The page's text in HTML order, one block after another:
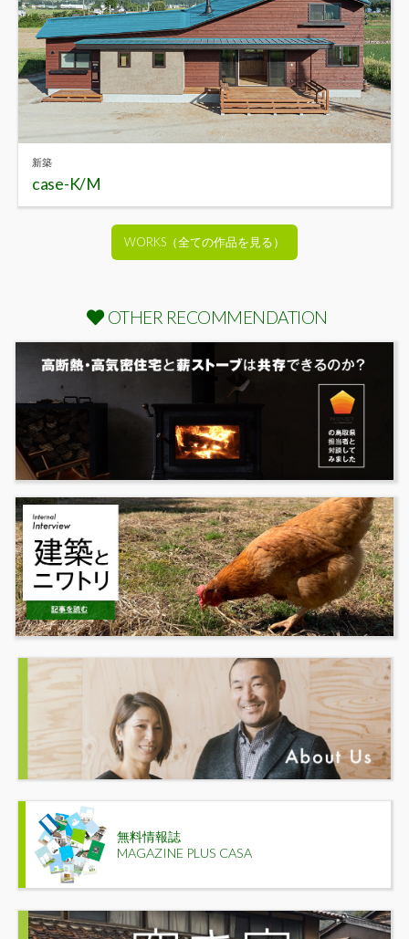
新築
case-K/M
WORKS（全ての作品を見る）
OTHER RECOMMENDATION
無料情報誌
MAGAZINE PLUS CASA